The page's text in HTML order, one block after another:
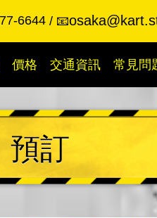
6644 📧
價格 交通資訊 常見問
預訂